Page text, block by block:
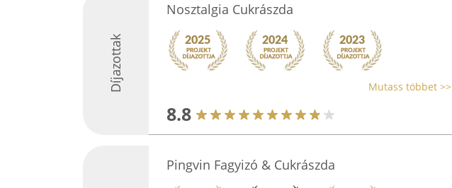
Díjazottak
Nosztalgia Cukrászda
Mutass többet >>
8.8
Pingvin Fagyizó & Cukrászda